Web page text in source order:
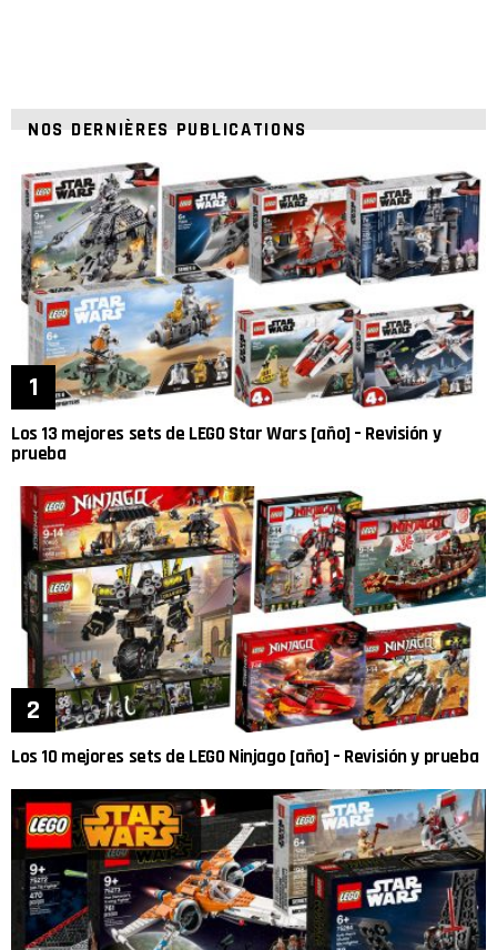
NOS DERNIÈRES PUBLICATIONS
Los 13 mejores sets de LEGO Star Wars [año] – Revisión y
prueba
Los 10 mejores sets de LEGO Ninjago [año] – Revisión y prueba